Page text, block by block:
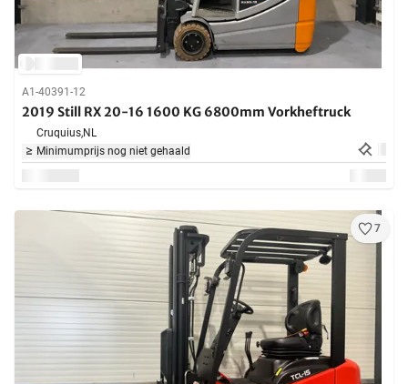
A1-40391-12
2019 Still RX 20-16 1600 KG 6800mm Vorkheftruck
Cruquius,NL
Minimumprijs nog niet gehaald
7